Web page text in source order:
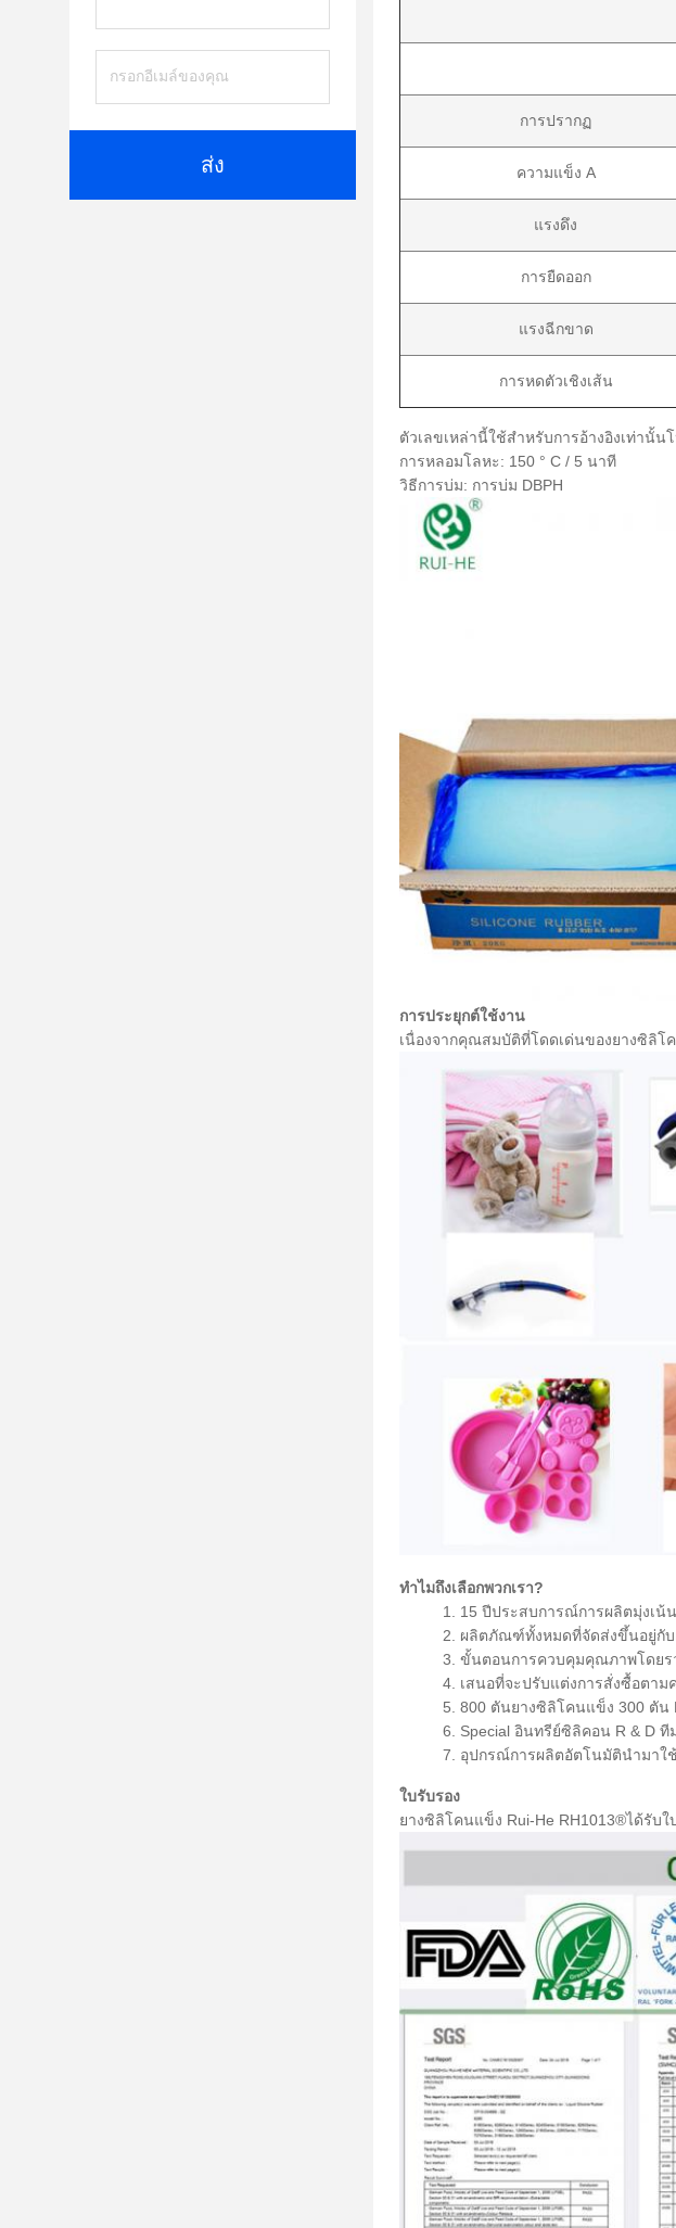
ส่ง
การปรากฏ
ความแข็ง A
แรงดึง
การยืดออก
แรงฉีกขาด
การหดตัวเชิงเส้น
ตัวเลขเหล่านี้ใช้สำหรับการอ้างอิงเท่านั้น
การหลอมโลหะ: 150 ° C / 5 นาที
วิธีการบ่ม: การบ่ม DBPH
การประยุกต์ใช้งาน
เนื่องจากคุณสมบัติที่โดดเด่นของยางซิลิโ
ทำไมถึงเลือกพวกเรา?
1. 15 ปีประสบการณ์การผลิตมุ่งเน้
2. ผลิตภัณฑ์ทั้งหมดที่จัดส่งขึ้นอยู่กับ
3. ขั้นตอนการควบคุมคุณภาพโดย
4. เสนอที่จะปรับแต่งการสั่งซื้อตาม
5. 800 ตันยางซิลิโคนแข็ง 300 ตั
6. Special อินทรีย์ซิลิคอน R & D
7. อุปกรณ์การผลิตอัตโนมัตินำมา
ใบรับรอง
ยางซิลิโคนแข็ง Rui-He RH1013®ได้รับใ